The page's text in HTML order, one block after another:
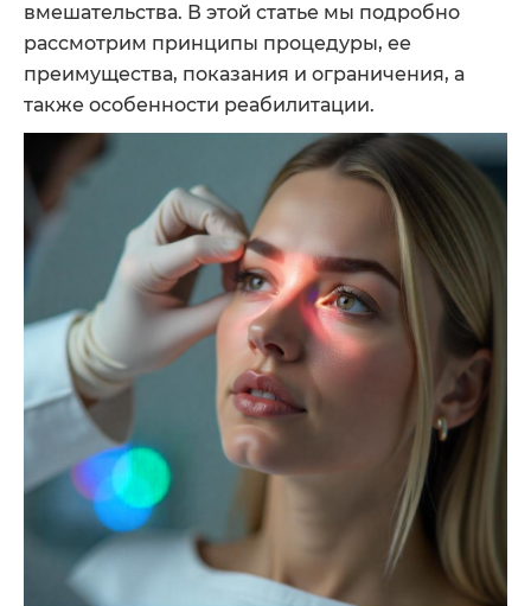
вмешательства. В этой статье мы подробно
рассмотрим принципы процедуры, ее
преимущества, показания и ограничения, а
также особенности реабилитации.